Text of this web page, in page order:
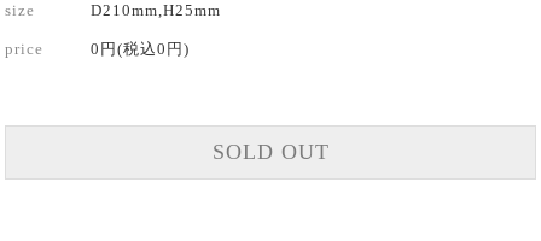
size D210mm,H25mm
price 0円(税込0円)
SOLD OUT